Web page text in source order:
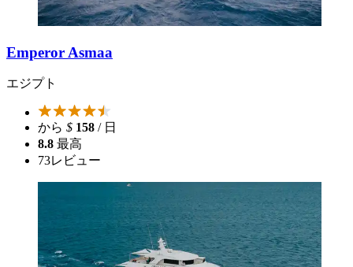
Emperor Asmaa
エジプト
から $ 158 / 日
8.8 最高
73レビュー